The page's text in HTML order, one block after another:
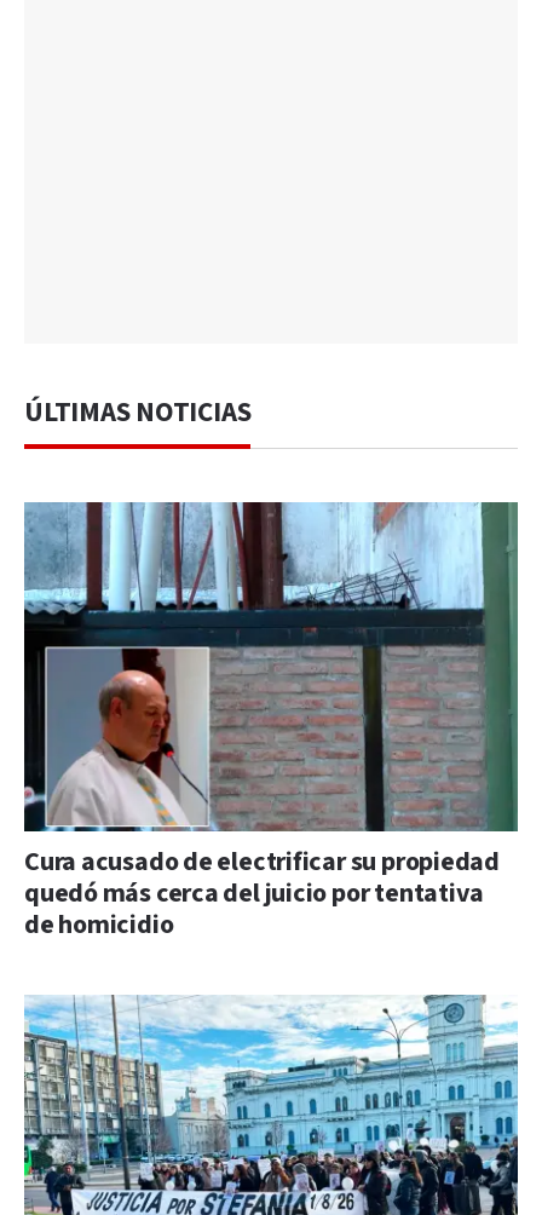
ÚLTIMAS NOTICIAS
Cura acusado de electrificar su propiedad
quedó más cerca del juicio por tentativa
de homicidio